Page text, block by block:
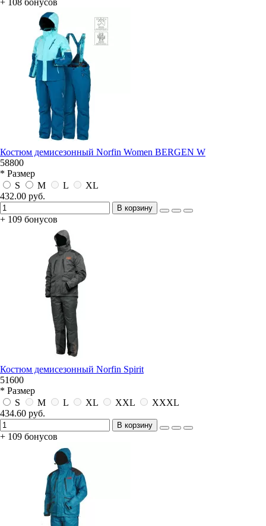
Костюм демисезонный Norfin Women BERGEN W
58800
* Размер
S
M L
XL
432.00 руб.
В корзину
+ 109 бонусов
Костюм демисезонный Norfin Spirit
51600
* Размер
S
M L XL XXL
XXXL
434.60 руб.
В корзину
+ 109 бонусов